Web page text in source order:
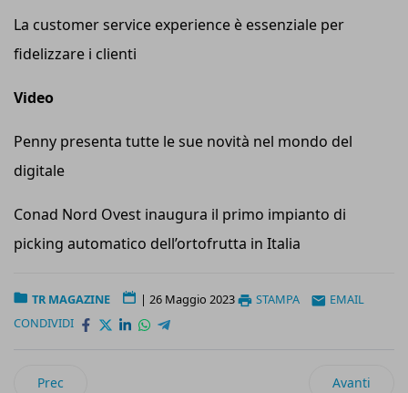
La customer service experience è essenziale per
fidelizzare i clienti
Video
Penny presenta tutte le sue novità nel mondo del
digitale
Conad Nord Ovest inaugura il primo impianto di
picking automatico dell’ortofrutta in Italia
TR MAGAZINE | 26 Maggio 2023 STAMPA
EMAIL
CONDIVIDI
Articolo precedente: TR Magazine Luglio/Agosto 2023
Prec Articolo
Avanti